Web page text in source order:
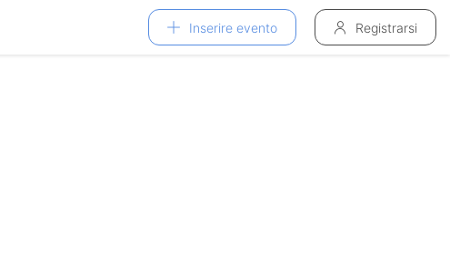
Inserire evento Registrarsi